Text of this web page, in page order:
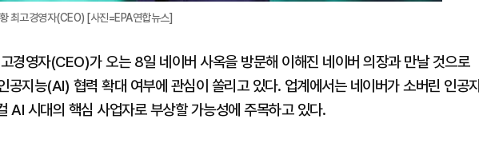
최고경영자(CEO) [사진=EPA연합뉴스]
경영자(CEO)가 오는 8일 네이버 사옥을 방문해 이해진 네이버 의장과 만날 것으로
공지능(AI) 협력 확대 여부에 관심이 쏠리고 있다. 업계에서는 네이버가 소버린 인공지
AI 시대의 핵심 사업자로 부상할 가능성에 주목하고 있다.